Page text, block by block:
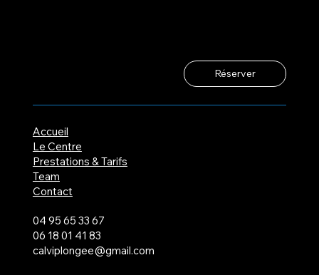
Réserver
04 95 65 33 67
06 18 01 41 83
calviplongee@gmail.com
Accueil
Le Centre
Prestations & Tarifs
Team
Contact